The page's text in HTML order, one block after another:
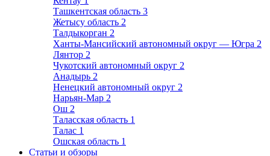
Ташкентская область 3
Жетысу область 2
Талдыкорган 2
Ханты-Мансийский автономный округ — Югра 2
Лянтор 2
Чукотский автономный округ 2
Анадырь 2
Ненецкий автономный округ 2
Нарьян-Мар 2
Ош 2
Таласская область 1
Талас 1
Ошская область 1
Статьи и обзоры